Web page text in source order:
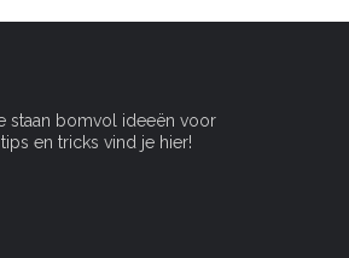
staan bomvol ideeën voor
en tricks vind je hier!